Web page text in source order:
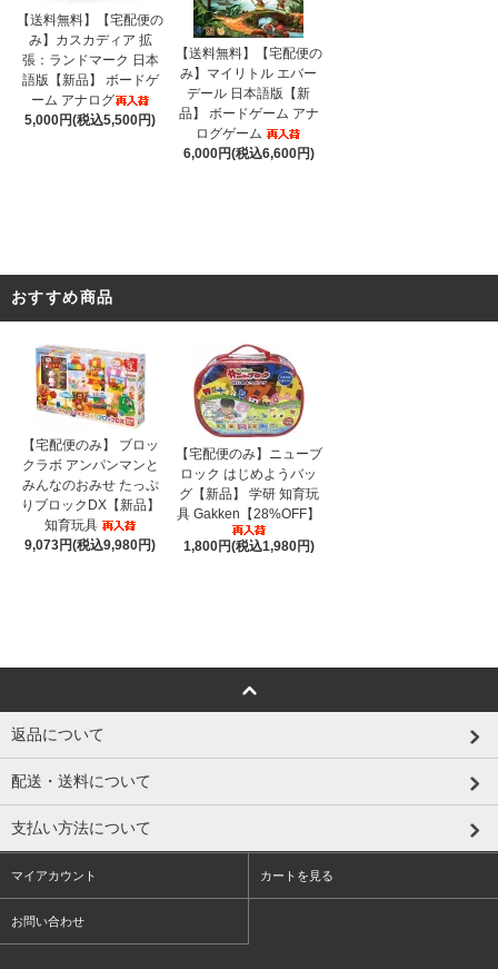
【送料無料】【宅配便の
み】カスカディア 拡
張：ランドマーク 日本
語版【新品】 ボードゲ
ーム アナログ
5,000円(税込5,500円)
【送料無料】【宅配便の
み】マイリトル エバー
デール 日本語版【新
品】 ボードゲーム アナ
ログゲーム
6,000円(税込6,600円)
おすすめ商品
【宅配便のみ】 ブロッ
クラボ アンパンマンと
みんなのおみせ たっぷ
りブロックDX【新品】
知育玩具
9,073円(税込9,980円)
【宅配便のみ】ニューブ
ロック はじめようバッ
グ【新品】 学研 知育玩
具 Gakken【28%OFF】
1,800円(税込1,980円)
返品について
配送・送料について
支払い方法について
マイアカウント カートを見る
お問い合わせ